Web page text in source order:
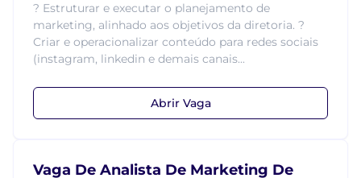
? Estruturar e executar o planejamento de
marketing, alinhado aos objetivos da diretoria. ?
Criar e operacionalizar conteúdo para redes sociais
(instagram, linkedin e demais canais...
Abrir Vaga
Vaga De Analista De Marketing De